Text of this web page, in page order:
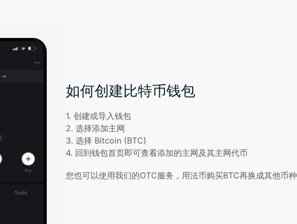
如何创建比特币钱包
1. 创建或导入钱包
2. 选择添加主网
3. 选择 Bitcoin (BTC)
4. 回到钱包首页即可查看添加的主网及其主网代币
您也可以使用我们的OTC服务，用法币购买BTC再换成其他币种